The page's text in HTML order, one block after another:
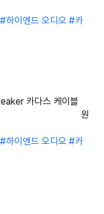
#하이엔드 오디오 #카
카다스 케이블
원
#하이엔드 오디오 #카